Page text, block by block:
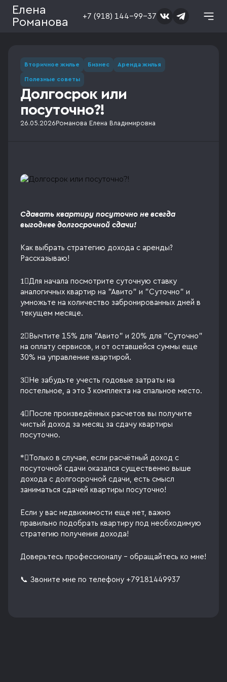
Елена
Романова
+7 (918) 144-99-37
Вторичное жилье Бизнес Аренда жилья
Полезные советы
Долгосрок или
посуточно?!
26.05.2026 Романова Елена Владимировна
Сдавать квартиру посуточно не всегда
выгоднее долгосрочной сдачи!
Как выбрать стратегию дохода с аренды?
Рассказываю!
1⃣Для начала посмотрите суточную ставку
аналогичных квартир на "Авито" и "Суточно" и
умножьте на количество забронированных дней в
текущем месяце.
2⃣Вычтите 15% для "Авито" и 20% для "Суточно"
на оплату сервисов, и от оставшейся суммы еще
30% на управление квартирой.
3⃣Не забудьте учесть годовые затраты на
постельное, а это 3 комплекта на спальное место.
4⃣После произведённых расчетов вы получите
чистый доход за месяц за сдачу квартиры
посуточно.
*⃣Только в случае, если расчётный доход с
посуточной сдачи оказался существенно выше
дохода с долгосрочной сдачи, есть смысл
заниматься сдачей квартиры посуточно!
Если у вас недвижимости еще нет, важно
правильно подобрать квартиру под необходимую
стратегию получения дохода!
Доверьтесь профессионалу - обращайтесь ко мне!
📞 Звоните мне по телефону +79181449937